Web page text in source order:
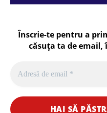
Înscrie-te pentru a
căsuța ta de email,